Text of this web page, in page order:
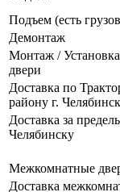
Подъем (есть
Демонтаж
Монтаж /
двери
Доставка по
району г.
Доставка за
Челябинску
Межкомнатные
Доставка